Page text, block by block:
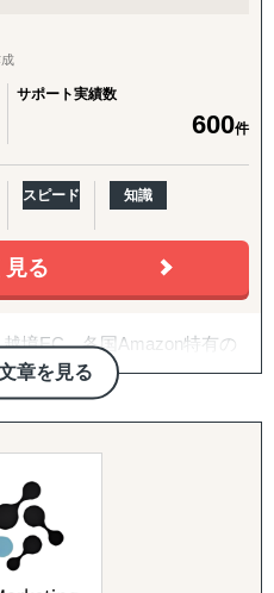
海外販路開拓 現地支援サー
地営業の即戦力化
チ）海外進出 市場調査サー
立サポート』
ポート』
、進出・移住に必要なビザ
家チームが対応します。
サポート実績数
600件
スピード 知識
見る
章を見る
境EC、各国Amazon特有の
業様への支援実績に基づい
全般のサポートとコンサル
支援パートナー、及び販路